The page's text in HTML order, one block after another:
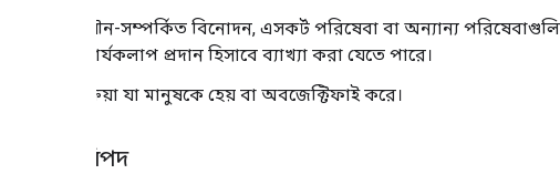
যৌন-সম্পর্কিত বিনোদন, এসকর্ট পরিষেবা বা অন্যান্য
কার্যকলাপ প্রদান হিসাবে ব্যাখ্যা করা যেতে পারে।
ক্রিয়া যা মানুষকে হেয় বা অবজেক্টিফাই করে।
শিশু বিপদ